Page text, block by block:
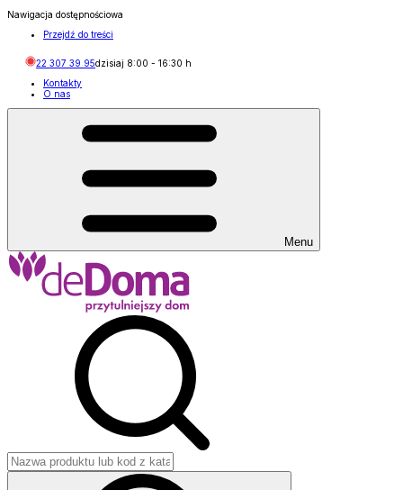
Nawigacja dostępnościowa
Przejdź do treści
22 307 39 95dzisiaj 8:00 - 16:30 h
Kontakty
O nas
Menu